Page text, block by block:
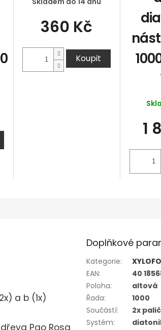
360 Kč
Koupit
1
a b (1x)
Pao Rosa
Doplňkové
Kategorie:
EAN:
40
Poloha:
altová
Řada:
1000
Součástí:
2x
Systém: